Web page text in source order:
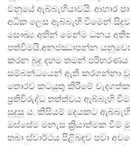
වනුයේ ඇබ්බැහියාවයි. ආහාර
අධික ලෙස ඇබ්බැහි වීමෙන්
සෞඛ්‍ය අතින් මෙන්ම ධනය
පත්වීමයි.අනජඣාපන්න
කරන බුදු දහම තමන් පරිහරණය
සම්බන්ධයෙන් ඇති කරගන්නා වූ
තොරව කටයුතු කිරීමේ
ප්‍රතිවිරුද්ධ තත්ත්වය ඇබ්බැහි
සුදුසු ය. කිසියම් දෙයකට
ඔස්සේම මනැස ක්‍රියාත්මක වීම්
තබා ස්වාර්ථය පිළිබඳව පවා